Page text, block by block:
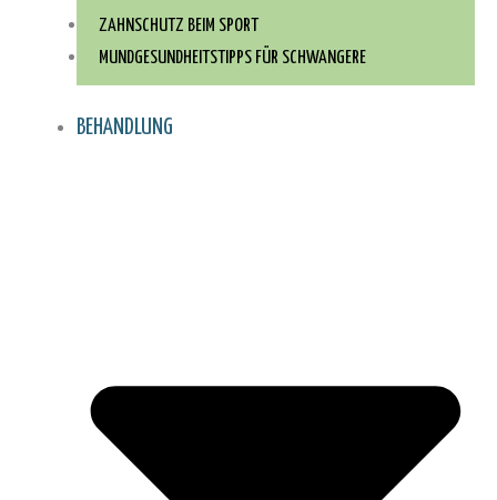
ZAHNSCHUTZ BEIM SPORT
MUNDGESUNDHEITSTIPPS FÜR SCHWANGERE
BEHANDLUNG